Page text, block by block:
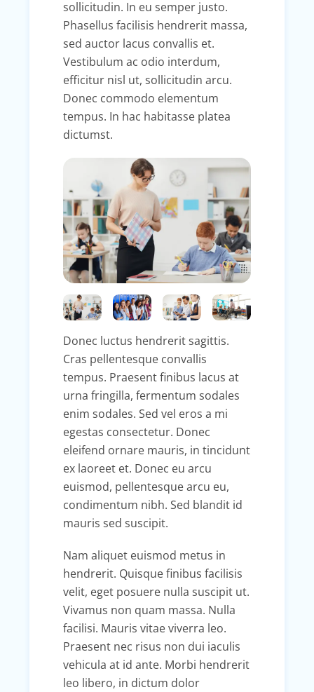
sollicitudin. In eu semper justo.
Phasellus facilisis hendrerit massa,
sed auctor lacus convallis et.
Vestibulum ac odio interdum,
efficitur nisl ut, sollicitudin arcu.
Donec commodo elementum
tempus. In hac habitasse platea
dictumst.
Donec luctus hendrerit sagittis.
Cras pellentesque convallis
tempus. Praesent finibus lacus at
urna fringilla, fermentum sodales
enim sodales. Sed vel eros a mi
egestas consectetur. Donec
eleifend ornare mauris, in tincidunt
ex laoreet et. Donec eu arcu
euismod, pellentesque arcu eu,
condimentum nibh. Sed blandit id
mauris sed suscipit.
Nam aliquet euismod metus in
hendrerit. Quisque finibus facilisis
velit, eget posuere nulla suscipit ut.
Vivamus non quam massa. Nulla
facilisi. Mauris vitae viverra leo.
Praesent nec risus non dui iaculis
vehicula at id ante. Morbi hendrerit
leo libero, in dictum dolor